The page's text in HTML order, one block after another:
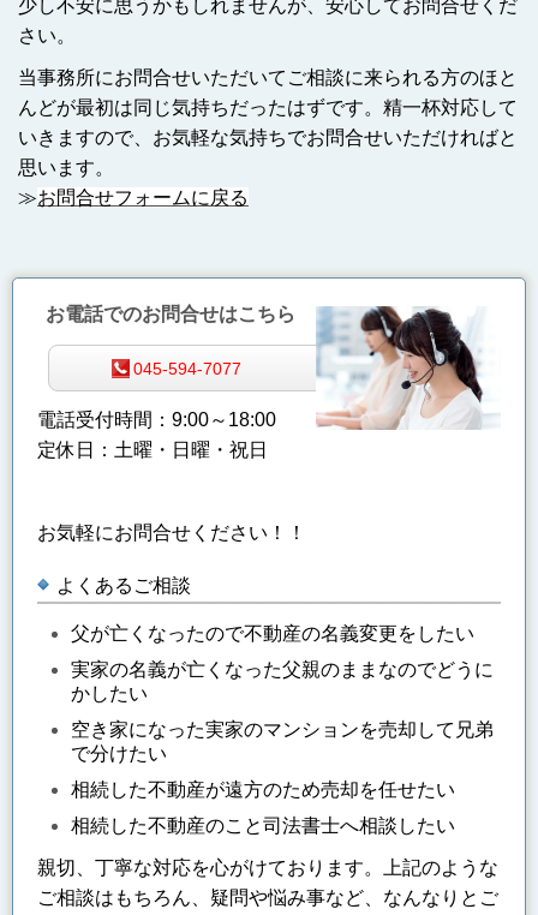
少し不安に思うかもしれませんが、安心してお問合せくだ
さい。
当事務所にお問合せいただいてご相談に来られる方のほと
んどが最初は同じ気持ちだったはずです。精一杯対応して
いきますので、お気軽な気持ちでお問合せいただければと
思います。
≫お問合せフォームに戻る
お電話でのお問合せはこちら
045-594-7077
電話受付時間：9:00～18:00
定休日：土曜・日曜・祝日
お気軽にお問合せください！！
よくあるご相談
父が亡くなったので不動産の名義変更をしたい
実家の名義が亡くなった父親のままなのでどうに
かしたい
空き家になった実家のマンションを売却して兄弟
で分けたい
相続した不動産が遠方のため売却を任せたい
相続した不動産のこと司法書士へ相談したい
親切、丁寧な対応を心がけております。上記のような
ご相談はもちろん、疑問や悩み事など、なんなりとご